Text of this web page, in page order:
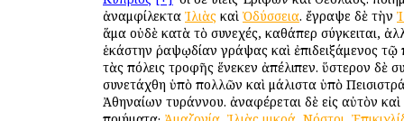
ἀναμφίλεκτα Ἰλιὰς καὶ Ὀδύσσεια. ἔγραψε δὲ τὴν
ἅμα οὐδὲ κατὰ τὸ συνεχές, καθάπερ σύγκειται,
ἑκάστην ῥαψῳδίαν γράψας καὶ ἐπιδειξάμενος τῷ
τὰς πόλεις τροφῆς ἕνεκεν ἀπέλιπεν. ὕστερον δὲ
συνετάχθη ὑπὸ πολλῶν καὶ μάλιστα ὑπὸ
Ἀθηναίων τυράννου. ἀναφέρεται δὲ εἰς αὐτὸν